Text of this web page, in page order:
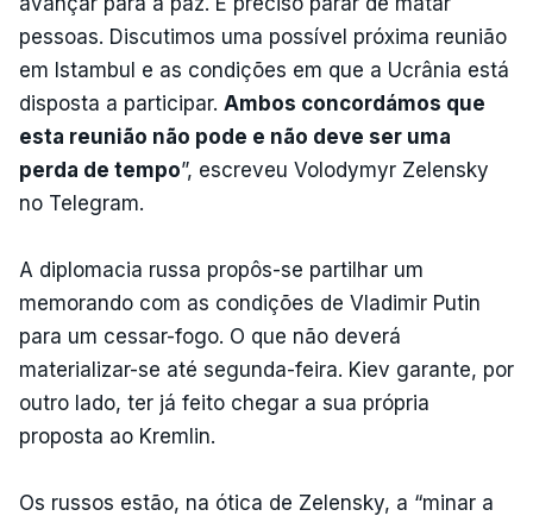
pessoas. Discutimos uma possível próxima reunião
em Istambul e as condições em que a Ucrânia está
disposta a participar. Ambos concordámos que
esta reunião não pode e não deve ser uma
perda de tempo”, escreveu Volodymyr Zelensky
no Telegram.
A diplomacia russa propôs-se partilhar um
memorando com as condições de Vladimir Putin
para um cessar-fogo. O que não deverá
materializar-se até segunda-feira. Kiev garante, por
outro lado, ter já feito chegar a sua própria
proposta ao Kremlin.
Os russos estão, na ótica de Zelensky, a “minar a